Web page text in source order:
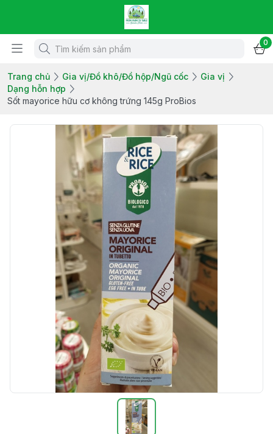
0
Trang chủ Gia vị/Đồ khô/Đồ hộp/Ngũ cốc
Gia vị
Dạng hỗn hợp
Sốt mayorice hữu cơ không trứng 145g ProBios